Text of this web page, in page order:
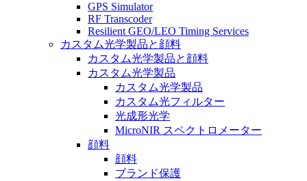
GPS Simulator
RF Transcoder
Resilient GEO/LEO Timing Services
カスタム光学製品と顔料
カスタム光学製品と顔料
カスタム光学製品
カスタム光学製品
カスタム光フィルター
光成形光学
MicroNIR スペクトロメーター
顔料
顔料
ブランド保護